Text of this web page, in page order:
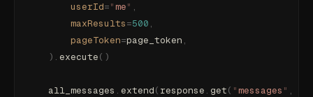
        userId
="me" ,
        maxResults
=500 ,
        pageToken
=page_token ,
    ).
execute()
    all_messages
. extend( response . get( "messages " ,